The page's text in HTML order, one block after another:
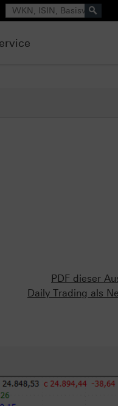
Suche
PDF dieser
Daily Trading als